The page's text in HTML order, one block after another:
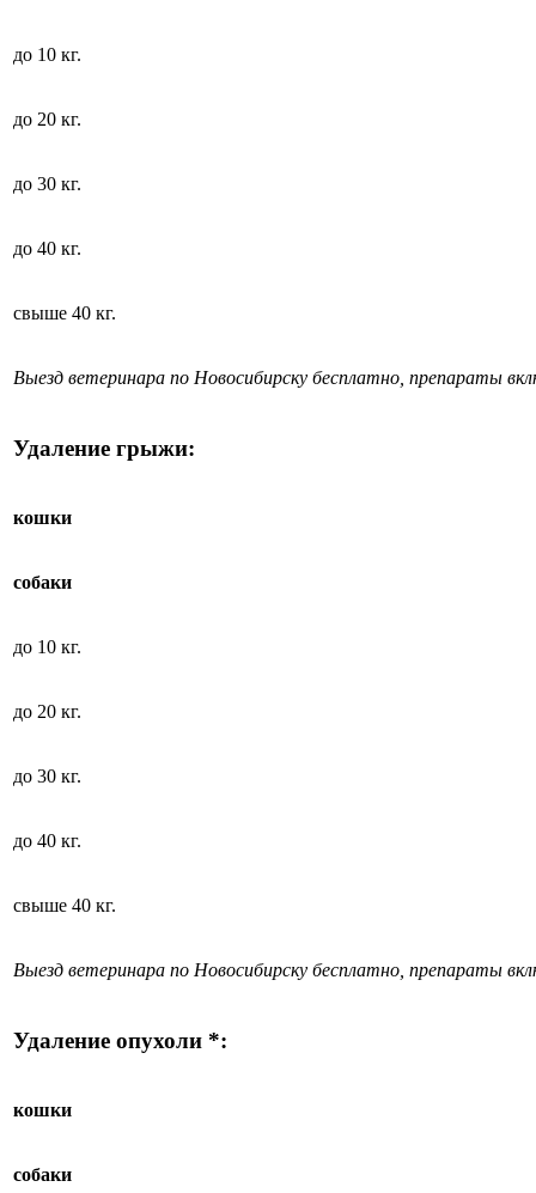
до 10 кг.
до 20 кг.
до 30 кг.
до 40 кг.
свыше 40 кг.
Выезд ветеринара по Новосибирску бесплатно, препараты
Удаление грыжи:
кошки
собаки
до 10 кг.
до 20 кг.
до 30 кг.
до 40 кг.
свыше 40 кг.
Выезд ветеринара по Новосибирску бесплатно, препараты
Удаление опухоли *:
кошки
собаки